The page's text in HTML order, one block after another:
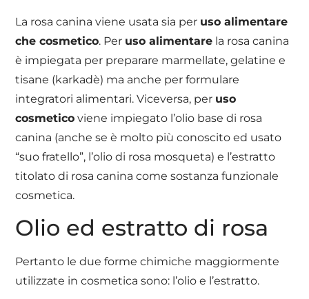
La rosa canina viene usata sia per uso alimentare
che cosmetico. Per uso alimentare la rosa canina
è impiegata per preparare marmellate, gelatine e
tisane (karkadè) ma anche per formulare
integratori alimentari. Viceversa, per uso
cosmetico viene impiegato l’olio base di rosa
canina (anche se è molto più conoscito ed usato
“suo fratello”, l’olio di rosa mosqueta) e l’estratto
titolato di rosa canina come sostanza funzionale
cosmetica.
Olio ed estratto di rosa
Pertanto le due forme chimiche maggiormente
utilizzate in cosmetica sono: l’olio e l’estratto.